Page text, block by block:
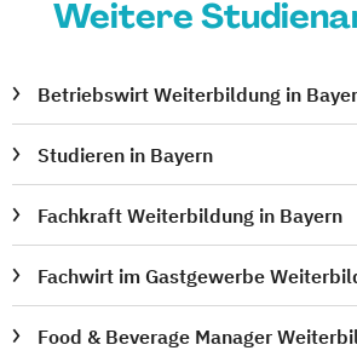
Weitere
Betriebswirt Weiterbildung in
Studieren in Bayern
Fachkraft Weiterbildung in Bayern
Fachwirt im Gastgewerbe
Food & Beverage Manager